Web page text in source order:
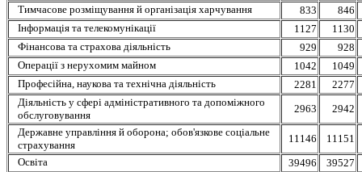
Тимчасове розміщування й організація харчування
833
846
Інформація та телекомунікації
1127
1130
Фінансова та страхова діяльність
929
928
Операції з нерухомим майном
1042
1049
Професійна, наукова та технічна діяльність
2281
2277
Діяльність у сфері адміністративного та допоміжного
обслуговування
2963
2942
Державне управління й оборона; обов'язкове соціальне
страхування
11146
11151
Освіта
39496
39527